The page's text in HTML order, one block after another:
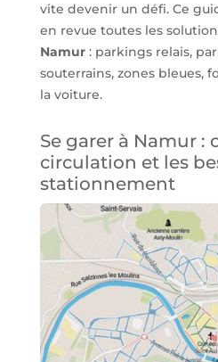
vite devenir un défi. Ce
en revue toutes les
Namur: parkings relais,
souterrains, zones bleues,
la voiture.
Se garer à Namur :
circulation et les
stationnement